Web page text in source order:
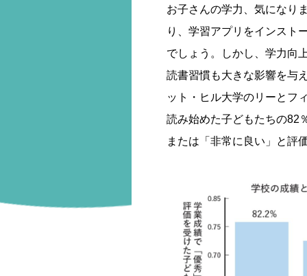
お子さんの学力、気になり
り、学習アプリをインスト
でしょう。しかし、学力向
読書習慣も大きな影響を与
ット・ヒル大学のリーとフ
読み始めた子どもたちの82
または「非常に良い」と評